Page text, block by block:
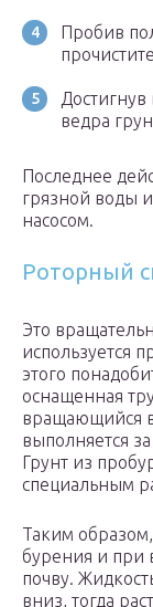
Пробив
Достигнув
ведра
Последнее
грязной воды
насосом.
Роторный
Это
используется
этого
оснащенная
вращающийся
выполняется
Грунт из
специальным
Таким образом,
бурения и при
почву.
вниз, тогда